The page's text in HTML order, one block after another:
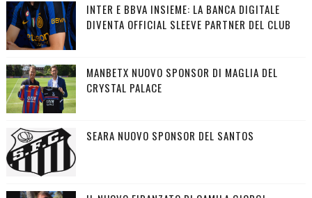
INTER E BBVA INSIEME: LA BANCA DIGITALE
DIVENTA OFFICIAL SLEEVE PARTNER DEL CLUB
MANBETX NUOVO SPONSOR DI MAGLIA DEL
CRYSTAL PALACE
SEARA NUOVO SPONSOR DEL SANTOS